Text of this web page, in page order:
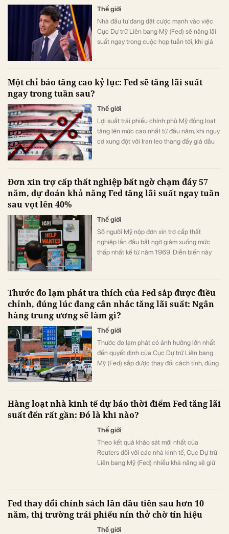
Thế giới
Nhà đầu tư đang đặt cược mạnh vào việc
Cục Dự trữ Liên bang Mỹ (Fed) sẽ nâng lãi
suất ngay trong cuộc họp tuần tới, khi giá
Một chỉ báo tăng cao kỷ lục: Fed sẽ tăng lãi suất
ngay trong tuần sau?
Thế giới
Lợi suất trái phiếu chính phủ Mỹ đồng loạt
tăng lên mức cao nhất từ đầu năm, khi nguy
cơ xung đột với Iran leo thang đẩy giá dầu
Đơn xin trợ cấp thất nghiệp bất ngờ chạm đáy 57
năm, dự đoán khả năng Fed tăng lãi suất ngay tuần
sau vọt lên 40%
Thế giới
Số người Mỹ nộp đơn xin trợ cấp thất
nghiệp lần đầu bất ngờ giảm xuống mức
thấp nhất kể từ năm 1969. Diễn biến này
Thước đo lạm phát ưa thích của Fed sắp được điều
chỉnh, đúng lúc đang cân nhắc tăng lãi suất: Ngân
hàng trung ương sẽ làm gì?
Thế giới
Thước đo lạm phát có ảnh hưởng lớn nhất
đến quyết định của Cục Dự trữ Liên bang
Mỹ (Fed) sắp được thay đổi cách tính, đúng
Hàng loạt nhà kinh tế dự báo thời điểm Fed tăng lãi
suất đến rất gần: Đó là khi nào?
Thế giới
Theo kết quả khảo sát mới nhất của
Reuters đối với các nhà kinh tế, Cục Dự trữ
Liên bang Mỹ (Fed) nhiều khả năng sẽ giữ
Fed thay đổi chính sách lần đầu tiên sau hơn 10
năm, thị trường trái phiếu nín thở chờ tín hiệu
Thế giới